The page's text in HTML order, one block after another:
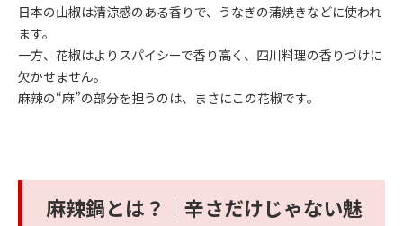
日本の山椒は清涼感のある香りで、うなぎの蒲焼きなどに使われ
ます。
一方、花椒はよりスパイシーで香り高く、四川料理の香りづけに
欠かせません。
麻辣の“麻”の部分を担うのは、まさにこの花椒です。
麻辣鍋とは？｜辛さだけじゃない魅